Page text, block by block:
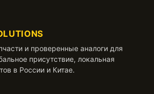
и проверенные аналоги для
присутствие, локальная
в России и Китае.